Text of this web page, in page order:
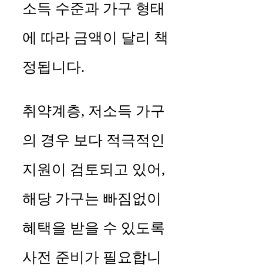
소득 수준과 가구 형태
에 따라 금액이 달리 책
정됩니다.
취약계층, 저소득 가구
의 경우 보다 적극적인
지원이 검토되고 있어,
해당 가구는 빠짐없이
혜택을 받을 수 있도록
사전 준비가 필요합니